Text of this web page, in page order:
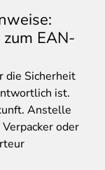
EAN-
die Sicherheit
ist.
Anstelle
oder